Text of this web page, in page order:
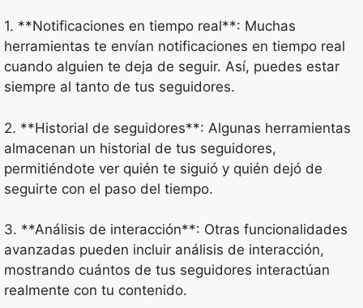
1. **Notificaciones en tiempo real**: Muchas
herramientas te envían notificaciones en tiempo real
cuando alguien te deja de seguir. Así, puedes estar
siempre al tanto de tus seguidores.
2. **Historial de seguidores**: Algunas herramientas
almacenan un historial de tus seguidores,
permitiéndote ver quién te siguió y quién dejó de
seguirte con el paso del tiempo.
3. **Análisis de interacción**: Otras funcionalidades
avanzadas pueden incluir análisis de interacción,
mostrando cuántos de tus seguidores interactúan
realmente con tu contenido.